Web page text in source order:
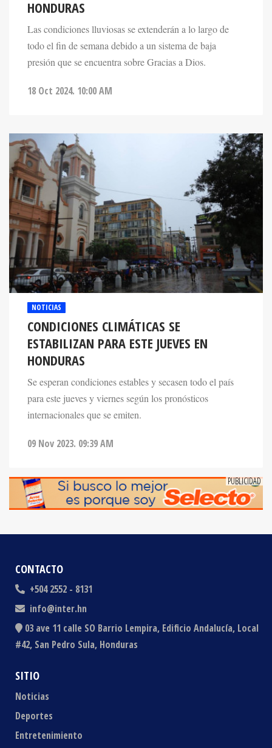
Las condiciones lluviosas se extenderán a lo largo de
todo el fin de semana debido a un sistema de baja
presión que se encuentra sobre Gracias a Dios.
NOTICIAS
CONDICIONES CLIMÁTICAS SE
ESTABILIZAN PARA ESTE JUEVES EN
HONDURAS
Se esperan condiciones estables y secasen todo el país
para este jueves y viernes según los pronósticos
internacionales que se emiten.
CONTACTO
+504 2552 - 8131
info@inter.hn
03 ave 11 calle SO Barrio Lempira, Edificio Andalucía, Local
#42, San Pedro Sula, Honduras
SITIO
Noticias
Deportes
Entretenimiento